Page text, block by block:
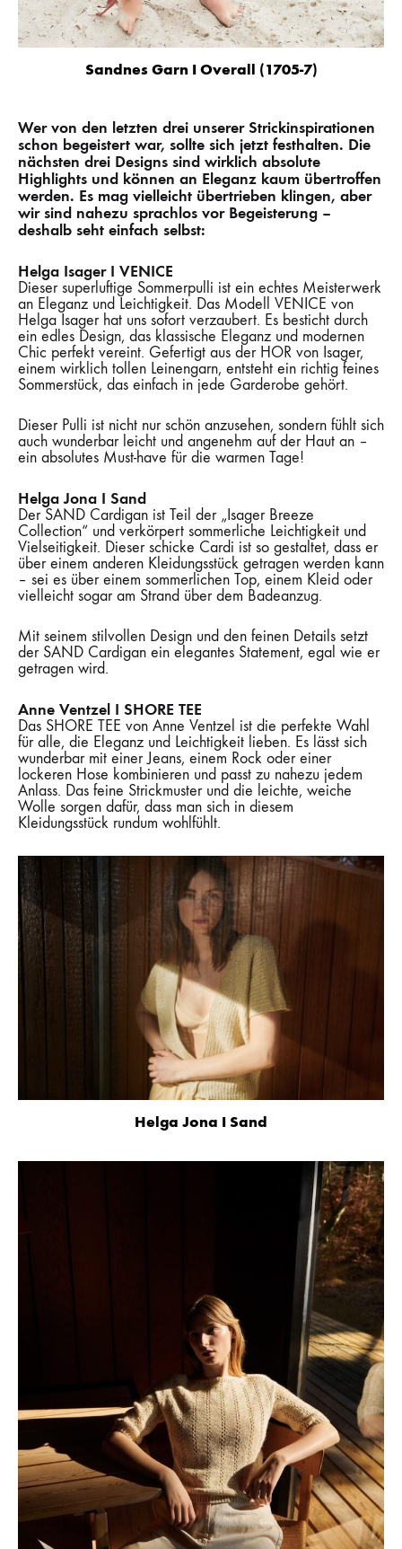
Sandnes Garn I Overall (1705-7)
Wer von den letzten drei unserer Strickinspirationen
schon begeistert war, sollte sich jetzt festhalten. Die
nächsten drei Designs sind wirklich absolute
Highlights und können an Eleganz kaum übertroffen
werden. Es mag vielleicht übertrieben klingen, aber
wir sind nahezu sprachlos vor Begeisterung –
deshalb seht einfach selbst:
Helga Isager I VENICE
Dieser superluftige Sommerpulli ist ein echtes Meisterwerk
an Eleganz und Leichtigkeit. Das Modell VENICE von
Helga Isager hat uns sofort verzaubert. Es besticht durch
ein edles Design, das klassische Eleganz und modernen
Chic perfekt vereint. Gefertigt aus der HOR von Isager,
einem wirklich tollen Leinengarn, entsteht ein richtig feines
Sommerstück, das einfach in jede Garderobe gehört.
Dieser Pulli ist nicht nur schön anzusehen, sondern fühlt sich
auch wunderbar leicht und angenehm auf der Haut an –
ein absolutes Must-have für die warmen Tage!
Helga Jona I Sand
Der SAND Cardigan ist Teil der „Isager Breeze
Collection“ und verkörpert sommerliche Leichtigkeit und
Vielseitigkeit. Dieser schicke Cardi ist so gestaltet, dass er
über einem anderen Kleidungsstück getragen werden kann
– sei es über einem sommerlichen Top, einem Kleid oder
vielleicht sogar am Strand über dem Badeanzug.
Mit seinem stilvollen Design und den feinen Details setzt
der SAND Cardigan ein elegantes Statement, egal wie er
getragen wird.
Anne Ventzel I SHORE TEE
Das SHORE TEE von Anne Ventzel ist die perfekte Wahl
für alle, die Eleganz und Leichtigkeit lieben. Es lässt sich
wunderbar mit einer Jeans, einem Rock oder einer
lockeren Hose kombinieren und passt zu nahezu jedem
Anlass. Das feine Strickmuster und die leichte, weiche
Wolle sorgen dafür, dass man sich in diesem
Kleidungsstück rundum wohlfühlt.
Helga Jona I Sand